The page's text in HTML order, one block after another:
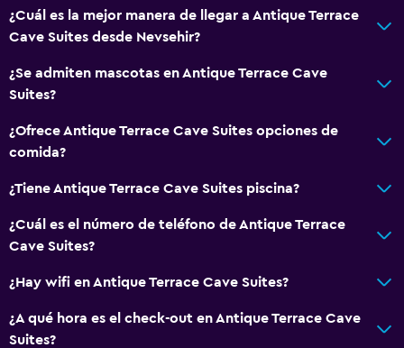
Alfombrado
Vista a la ciudad
Baño
Ducha
Tina de baño
Secador de pelo
Aseo
Bañera al aire libre
Baño público
¿Cuál es la mejor manera de llegar a Antique Terrace
Cave Suites desde Nevsehir?
¿Se admiten mascotas en Antique Terrace Cave
Suites?
¿Ofrece Antique Terrace Cave Suites opciones de
comida?
¿Tiene Antique Terrace Cave Suites piscina?
¿Cuál es el número de teléfono de Antique Terrace
Cave Suites?
¿Hay wifi en Antique Terrace Cave Suites?
¿A qué hora es el check-out en Antique Terrace Cave
Suites?